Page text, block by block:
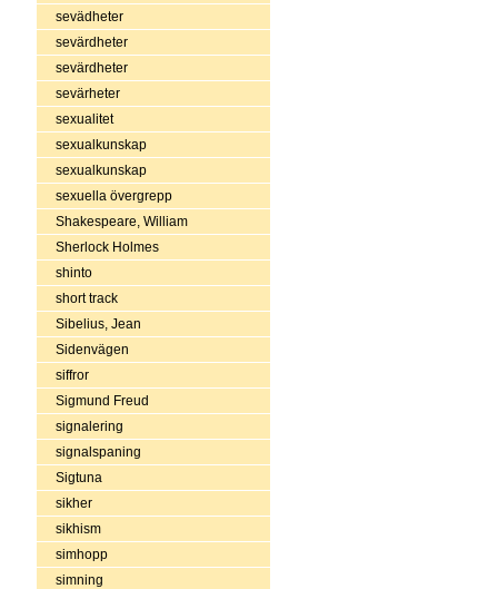
sevädheter
sevärdheter
sevärdheter
sevärheter
sexualitet
sexualkunskap
sexualkunskap
sexuella övergrepp
Shakespeare, William
Sherlock Holmes
shinto
short track
Sibelius, Jean
Sidenvägen
siffror
Sigmund Freud
signalering
signalspaning
Sigtuna
sikher
sikhism
simhopp
simning